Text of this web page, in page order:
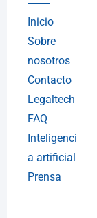
Inicio
Sobre
nosotros
Contacto
Legaltech
FAQ
Inteligenci
a artificial
Prensa